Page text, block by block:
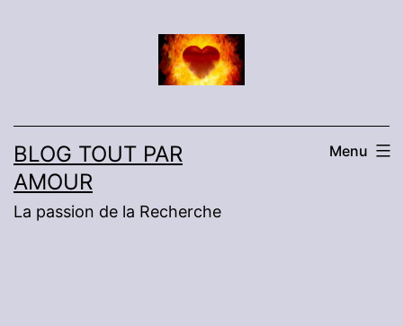
BLOG TOUT PAR
AMOUR
La passion de la Recherche
Menu